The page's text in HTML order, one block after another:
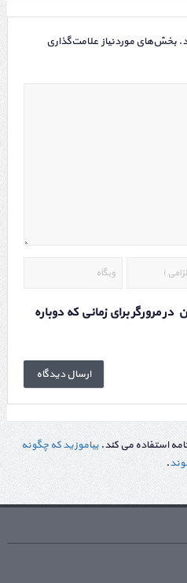
بخش‌های موردنیاز علامت‌گذاری
مرورگر برای زمانی که دوباره
استفاده می کند. بیاموزید که چگونه
.